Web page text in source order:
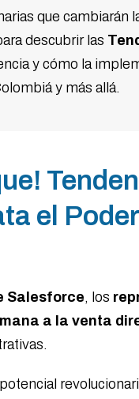
que cambiarán
descubrir las
y cómo la
y más allá.
el
Salesforce, los
a la venta